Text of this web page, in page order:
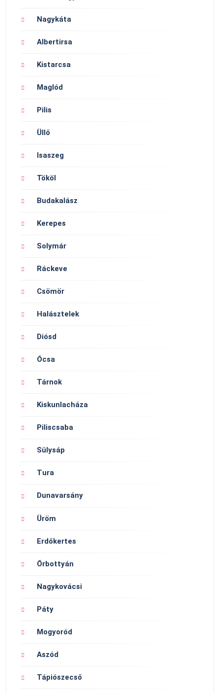
Nagykáta
Albertirsa
Kistarcsa
Maglód
Pilis
Üllő
Isaszeg
Tököl
Budakalász
Kerepes
Solymár
Ráckeve
Csömör
Halásztelek
Diósd
Ócsa
Tárnok
Kiskunlacháza
Piliscsaba
Sülysáp
Tura
Dunavarsány
Üröm
Erdőkertes
Őrbottyán
Nagykovácsi
Páty
Mogyoród
Aszód
Tápiószecső